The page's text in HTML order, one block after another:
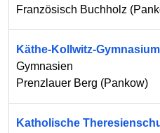
Französisch Buchholz (
Käthe-Kollwitz-Gymnasium
Gymnasien
Prenzlauer Berg (Pankow)
Katholische